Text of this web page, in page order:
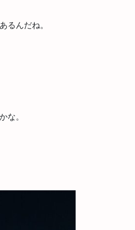
るんだね。
な。